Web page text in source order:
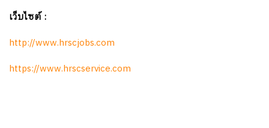
เว็บไซต์ :
http://www.hrscjobs.com
https://www.hrscservice.com